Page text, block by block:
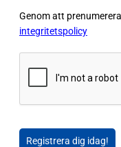
Genom att
integritetspolicy
Registrera dig idag!